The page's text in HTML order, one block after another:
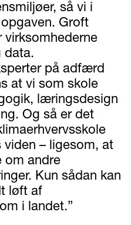
så vi i
Groft
virksomhederne
data.
på adfærd
at vi som skole
læringsdesign
Og så er det
viden – ligesom, at
om andre
Kun sådan kan
løft af
i landet.”